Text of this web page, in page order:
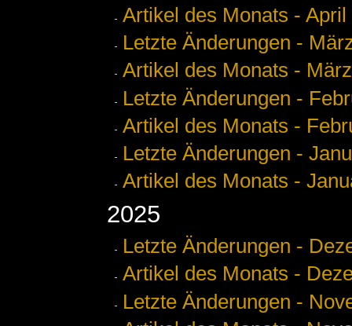
Artikel des Monats - April
Letzte Änderungen -
Artikel des Monats - März
Letzte Änderungen -
Artikel des Monats -
Letzte Änderungen -
Artikel des Monats -
2025
Letzte Änderungen -
Artikel des Monats -
Letzte Änderungen -